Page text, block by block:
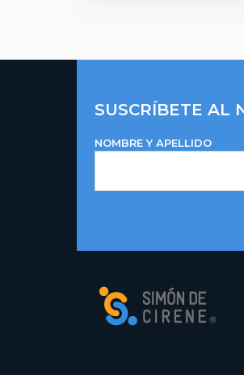
SUSCRÍBETE AL
NOMBRE Y APELLIDO